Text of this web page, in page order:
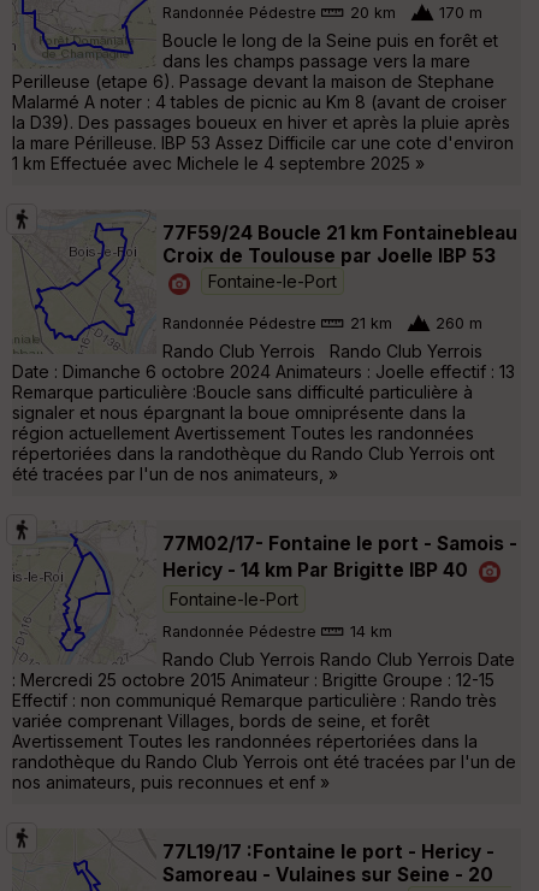
Randonnée Pédestre 20 km 170 m
Boucle le long de la Seine puis en forêt et
dans les champs passage vers la mare
Perilleuse (etape 6). Passage devant la maison de Stephane
Malarmé A noter : 4 tables de picnic au Km 8 (avant de croiser
la D39). Des passages boueux en hiver et après la pluie après
la mare Périlleuse. IBP 53 Assez Difficile car une cote d'environ
1 km Effectuée avec Michele le 4 septembre 2025 »
77F59/24 Boucle 21 km Fontainebleau
Croix de Toulouse par Joelle IBP 53
Fontaine-le-Port
Randonnée Pédestre 21 km 260 m
Rando Club Yerrois Rando Club Yerrois
Date : Dimanche 6 octobre 2024 Animateurs : Joelle effectif : 13
Remarque particulière :Boucle sans difficulté particulière à
signaler et nous épargnant la boue omniprésente dans la
région actuellement Avertissement Toutes les randonnées
répertoriées dans la randothèque du Rando Club Yerrois ont
été tracées par l'un de nos animateurs, »
77M02/17- Fontaine le port - Samois -
Hericy - 14 km Par Brigitte IBP 40
Fontaine-le-Port
Randonnée Pédestre 14 km
Rando Club Yerrois Rando Club Yerrois Date
: Mercredi 25 octobre 2015 Animateur : Brigitte Groupe : 12-15
Effectif : non communiqué Remarque particulière : Rando très
variée comprenant Villages, bords de seine, et forêt
Avertissement Toutes les randonnées répertoriées dans la
randothèque du Rando Club Yerrois ont été tracées par l'un de
nos animateurs, puis reconnues et enf »
77L19/17 :Fontaine le port - Hericy -
Samoreau - Vulaines sur Seine - 20